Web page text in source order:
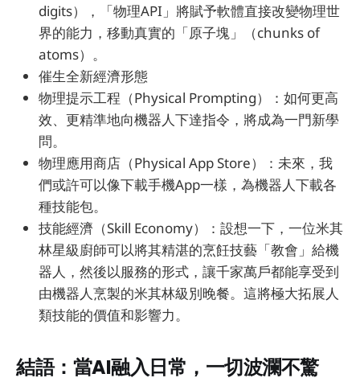
digits），「物理API」將賦予軟體直接改變物理世
界的能力，移動真實的「原子塊」（chunks of
atoms）。
催生全新經濟形態
物理提示工程（Physical Prompting）：如何更高
效、更精準地向機器人下達指令，將成為一門新學
問。
物理應用商店（Physical App Store）：未來，我
們或許可以像下載手機App一樣，為機器人下載各
種技能包。
技能經濟（Skill Economy）：設想一下，一位米其
林星級廚師可以將其精湛的烹飪技藝「教會」給機
器人，然後以服務的形式，讓千家萬戶都能享受到
由機器人烹製的米其林級別晚餐。這將極大拓展人
類技能的價值和影響力。
結語：當AI融入日常，一切波瀾不驚